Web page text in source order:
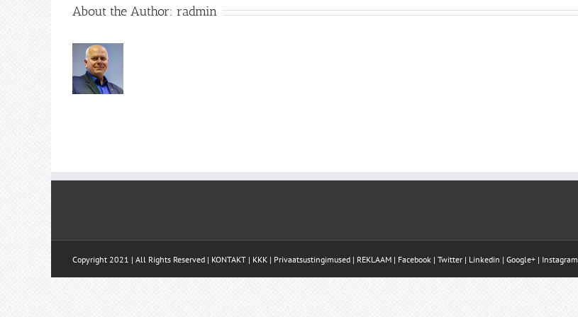
About the Author: radmin
Copyright 2021 | All Rights Reserved | KONTAKT | KKK | Privaatsustingimused | REKLAAM | Facebook | Twitter | Linkedin | Google+ | Instagram